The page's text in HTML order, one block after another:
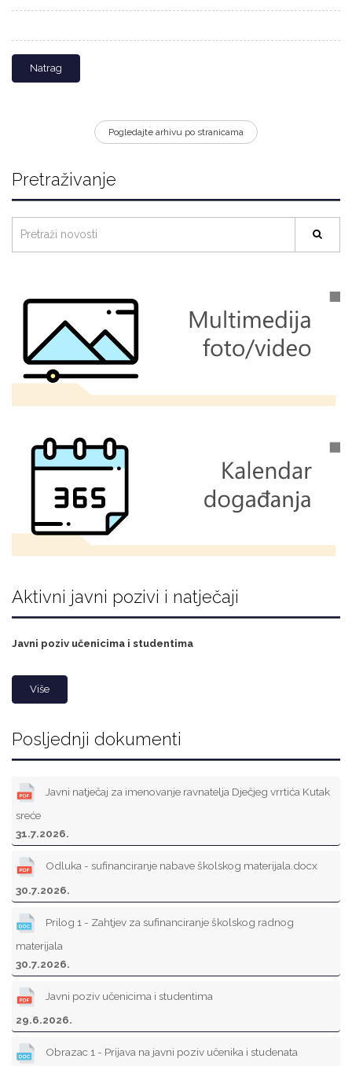
Natrag
Pogledajte arhivu po stranicama
Pretraživanje
Aktivni javni pozivi i natječaji
Javni poziv učenicima i studentima
Više
Posljednji dokumenti
Javni natječaj za imenovanje ravnatelja Dječjeg vrrtića Kutak
sreće
31.7.2026.
Odluka - sufinanciranje nabave školskog materijala.docx
30.7.2026.
Prilog 1 - Zahtjev za sufinanciranje školskog radnog
materijala
30.7.2026.
Javni poziv učenicima i studentima
29.6.2026.
Obrazac 1 - Prijava na javni poziv učenika i studenata